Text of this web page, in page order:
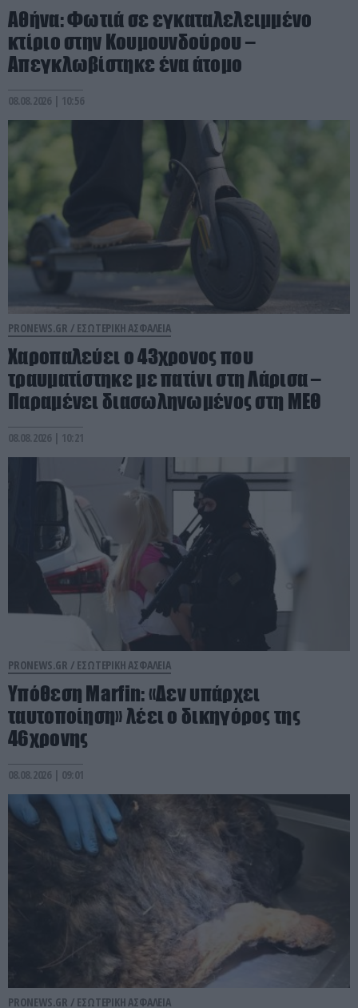
Αθήνα: Φωτιά σε εγκαταλελειμμένο
κτίριο στην Κουμουνδούρου –
Απεγκλωβίστηκε ένα άτομο
08.08.2026 | 10:56
PRONEWS.GR / ΕΣΩΤΕΡΙΚΗ ΑΣΦΑΛΕΙΑ
Χαροπαλεύει ο 43χρονος που
τραυματίστηκε με πατίνι στη Λάρισα –
Παραμένει διασωληνωμένος στη ΜΕΘ
08.08.2026 | 10:21
PRONEWS.GR / ΕΣΩΤΕΡΙΚΗ ΑΣΦΑΛΕΙΑ
Υπόθεση Marfin: «Δεν υπάρχει
ταυτοποίηση» λέει ο δικηγόρος της
46χρονης
08.08.2026 | 09:01
PRONEWS.GR / ΕΣΩΤΕΡΙΚΗ ΑΣΦΑΛΕΙΑ